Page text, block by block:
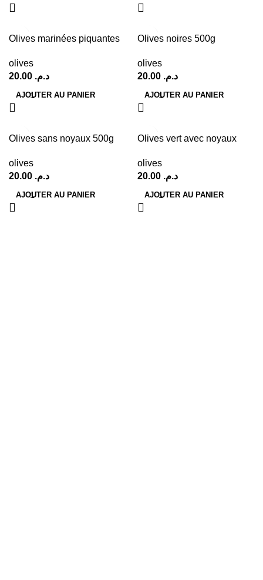
Olives marinées piquantes
olives
د.م.
AJOUTER AU PANIER
Olives noires 500g
olives
د.م.
AJOUTER AU PANIER
Olives sans noyaux 500g
olives
د.م.
AJOUTER AU PANIER
Olives vert avec noyaux
olives
د.م.
AJOUTER AU PANIER